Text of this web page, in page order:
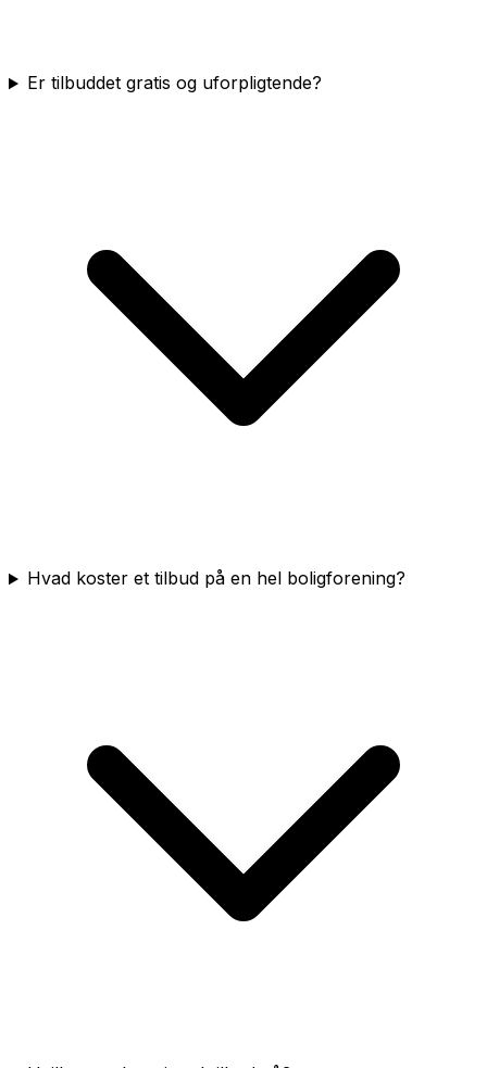
Er tilbuddet gratis og uforpligtende?
Hvad koster et tilbud på en hel boligforening?